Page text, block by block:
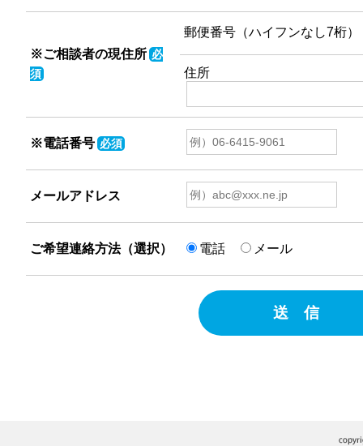
※ご相談者の現住所 必
須
郵便番号（ハイフンなし7桁）
住所
※電話番号 必須
メールアドレス
ご希望連絡方法（選択） 電話 メール
送 信